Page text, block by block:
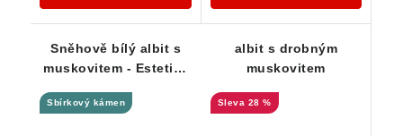
Sněhově bílý albit s
muskovitem - Estetika
sběratele
Sbírkový kámen
albit s drobným
muskovitem
28 %